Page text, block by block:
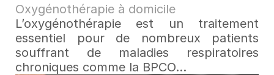
Oxygénothérapie à domicile
L’oxygénothérapie est un traitement
essentiel pour de nombreux patients
souffrant de maladies respiratoires
chroniques comme la BPCO...